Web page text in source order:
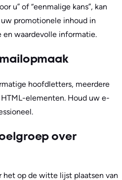
u” of “eenmalige kans”, kan
promotionele inhoud in
waardevolle informatie.
hoofdletters, meerdere
elementen. Houd uw e-
over
het op de witte lijst plaatsen van